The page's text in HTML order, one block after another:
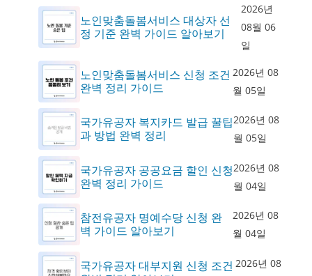
노인맞춤돌봄서비스 대상자 선
정 기준 완벽 가이드 알아보기
2026년
08월 06
일
노인맞춤돌봄서비스 신청 조건
완벽 정리 가이드
2026년 08
월 05일
국가유공자 복지카드 발급 꿀팁
과 방법 완벽 정리
2026년 08
월 05일
국가유공자 공공요금 할인 신청
완벽 정리 가이드
2026년 08
월 04일
참전유공자 명예수당 신청 완
벽 가이드 알아보기
2026년 08
월 04일
국가유공자 대부지원 신청 조건 2026년 08